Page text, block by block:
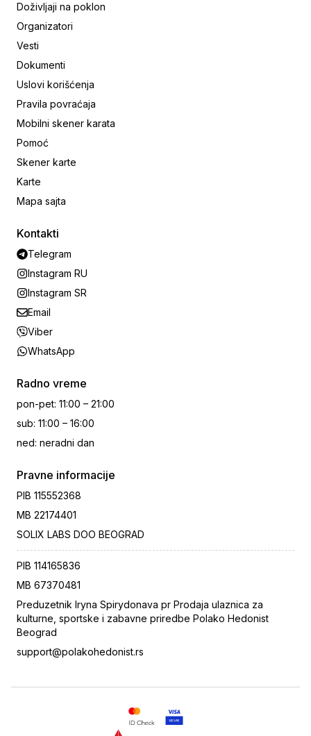
Doživljaji na poklon
Organizatori
Vesti
Dokumenti
Uslovi korišćenja
Pravila povraćaja
Mobilni skener karata
Pomoć
Skener karte
Karte
Mapa sajta
Kontakti
Telegram
Instagram RU
Instagram SR
Email
Viber
WhatsApp
Radno vreme
pon-pet: 11:00 – 21:00
sub: 11:00 – 16:00
ned: neradni dan
Pravne informacije
PIB 115552368
MB 22174401
SOLIX LABS DOO BEOGRAD
PIB 114165836
MB 67370481
Preduzetnik Iryna Spirydonava pr Prodaja ulaznica za
kulturne, sportske i zabavne priredbe Polako Hedonist
Beograd
support@polakohedonist.rs